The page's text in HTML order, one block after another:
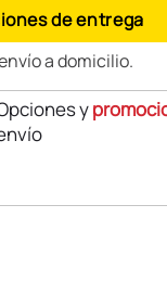
de entrega
a domicilio.
y